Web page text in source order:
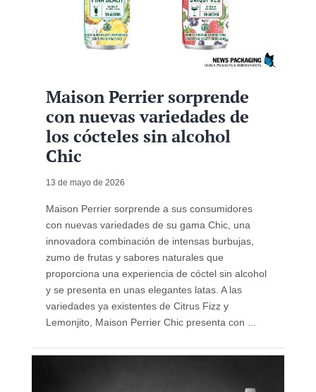
Maison Perrier sorprende
con nuevas variedades de
los cócteles sin alcohol
Chic
13 de mayo de 2026
Maison Perrier sorprende a sus consumidores
con nuevas variedades de su gama Chic, una
innovadora combinación de intensas burbujas,
zumo de frutas y sabores naturales que
proporciona una experiencia de cóctel sin alcohol
y se presenta en unas elegantes latas. A las
variedades ya existentes de Citrus Fizz y
Lemonjito, Maison Perrier Chic presenta con ...